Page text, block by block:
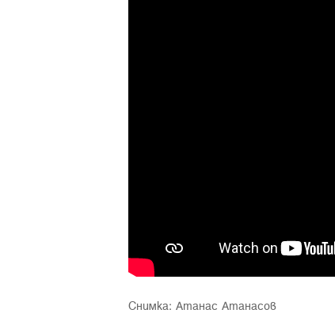
Снимка: Атанас Атанасов